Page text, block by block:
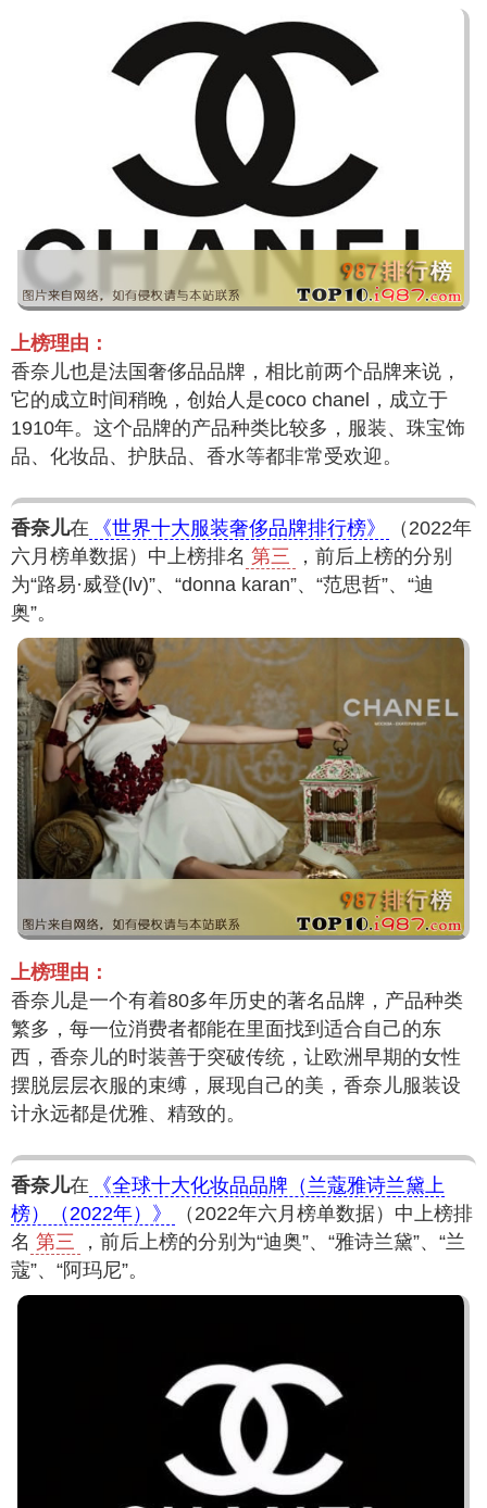
上榜理由：
香奈儿也是法国奢侈品品牌，相比前两个品牌来说，
它的成立时间稍晚，创始人是coco chanel，成立于
1910年。这个品牌的产品种类比较多，服装、珠宝饰
品、化妆品、护肤品、香水等都非常受欢迎。
香奈儿在 《世界十大服装奢侈品牌排行榜》
（2022年
六月榜单数据）中上榜排名 第三
，前后上榜的分别
为“路易·威登(lv)”、“donna karan”、“范思哲”、“迪
奥”。
上榜理由：
香奈儿是一个有着80多年历史的著名品牌，产品种类
繁多，每一位消费者都能在里面找到适合自己的东
西，香奈儿的时装善于突破传统，让欧洲早期的女性
摆脱层层衣服的束缚，展现自己的美，香奈儿服装设
计永远都是优雅、精致的。
香奈儿在
《全球十大化妆品品牌（兰蔻雅诗兰黛上
榜）（2022年）》
（2022年六月榜单数据）中上榜排
名 第三
，前后上榜的分别为“迪奥”、“雅诗兰黛”、“兰
蔻”、“阿玛尼”。